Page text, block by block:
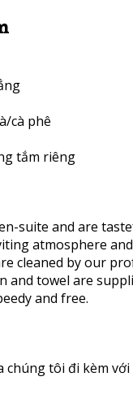
cà phê
tắm riêng
suite and are
atmosphere
cleaned by our
and towel are
and free.
chúng tôi đi kèm với